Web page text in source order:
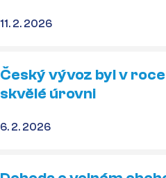
11. 2. 2026
Český vývoz byl v
skvělé úrovni
6. 2. 2026